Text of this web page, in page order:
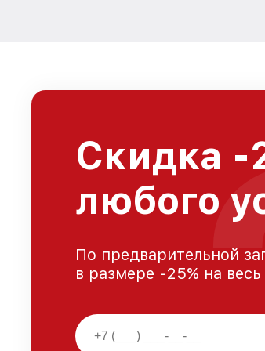
Скидка -
любого
По предварительной
в размере -25% на